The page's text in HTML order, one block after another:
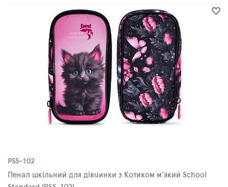
PSS-102
Пенал шкільний для дівчинки з Котиком м'який School